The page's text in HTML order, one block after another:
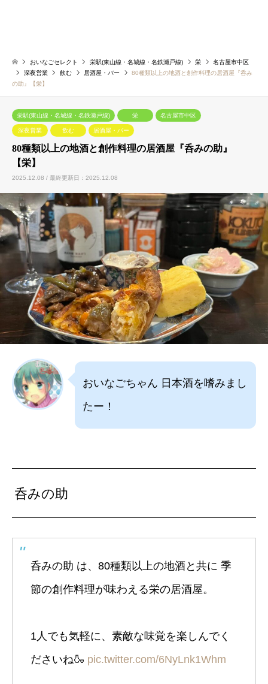
おいなごセレクト 栄駅(東山線・名城線・名鉄瀬戸線) 栄
名古屋市中区
深夜営業
飲む 居酒屋・バー
80種類以上の地酒と創作料理の居酒屋『呑み
の助』【栄】
栄駅(東山線・名城線・名鉄瀬戸線) 栄 名古屋市中区
深夜営業 飲む 居酒屋・バー
80種類以上の地酒と創作料理の居酒屋『呑みの助』
【栄】
2025.12.08 / 最終更新日：2025.12.08
おいなごちゃん 日本酒を嗜みまし
たー！
呑みの助
呑みの助 は、80種類以上の地酒と共に 季
節の創作料理が味わえる栄の居酒屋。
1人でも気軽に、素敵な味覚を楽しんでく
ださいね🍶 pic.twitter.com/6NyLnk1Whm